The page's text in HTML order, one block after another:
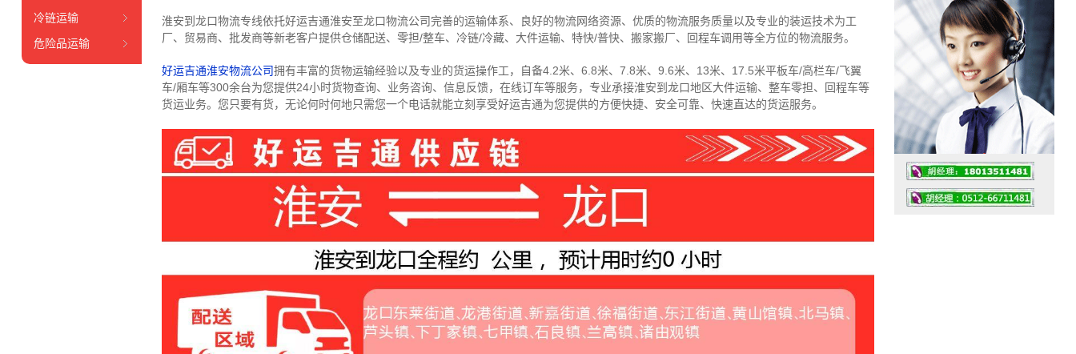
淮安到龙口物流专线依托好运吉通淮安至龙口物流公司完善的运输体系、良好的物流网络资源、优质的物流服务质量以及专业的装运技术为工
厂、贸易商、批发商等新老客户提供仓储配送、零担/整车、冷链/冷藏、大件运输、特快/普快、搬家搬厂、回程车调用等全方位的物流服务。
好运吉通淮安物流公司拥有丰富的货物运输经验以及专业的货运操作工，自备4.2米、6.8米、7.8米、9.6米、13米、17.5米平板车/高栏车/飞翼
车/厢车等300余台为您提供24小时货物查询、业务咨询、信息反馈，在线订车等服务， 专业承接淮安到龙口地区大件运输、整车零担、回程车等
货运业务。 您只要有货，无论何时何地只需您一个电话就能立刻享受好运吉通为您提供的方便快捷、安全可靠、快速直达的货运服务。
冷链运输
危险品运输